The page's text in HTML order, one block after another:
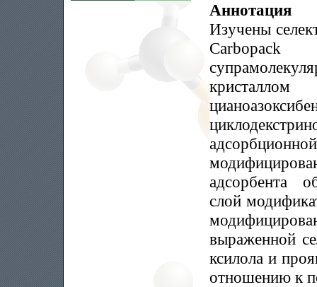
Аннотация
Изучены
Carbopack
адсорбента
слой
выраженной
ксилола и
отношению к